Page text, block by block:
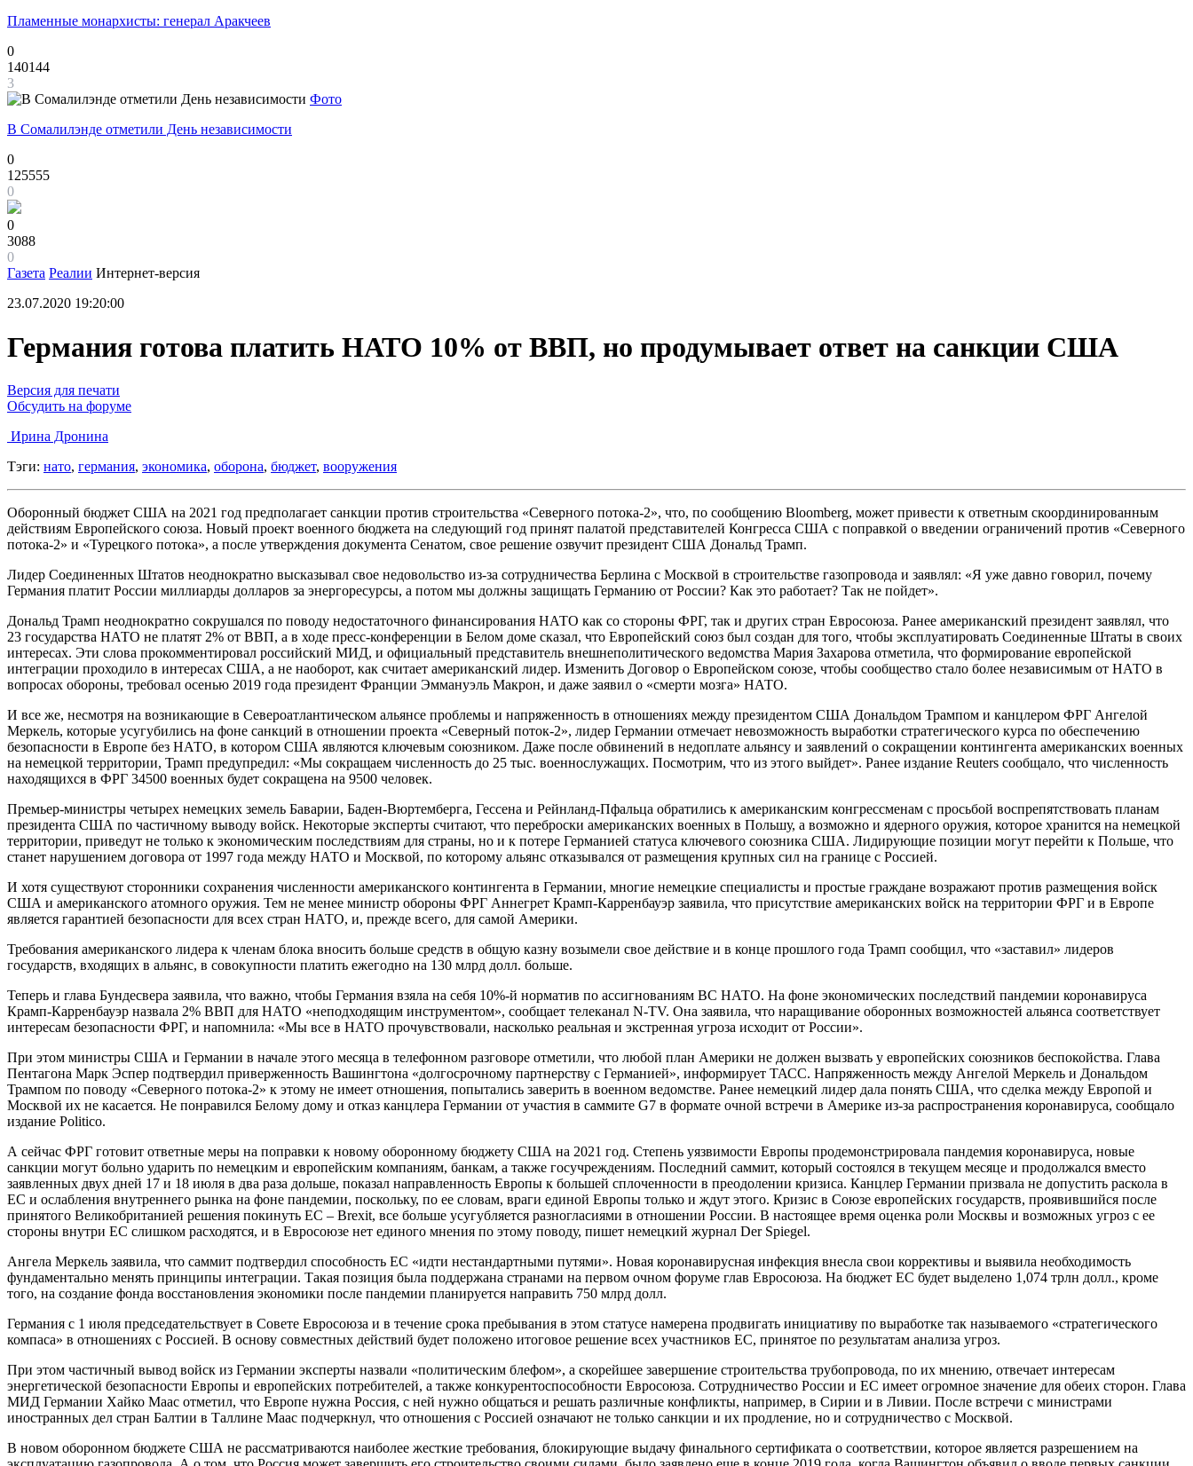
Пламенные монархисты: генерал Аракчеев
0
140144
3
Фото
В Сомалилэнде отметили День независимости
0
125555
0
0
3088
0
Газета Реалии Интернет-версия
23.07.2020 19:20:00
Германия готова платить НАТО 10% от ВВП, но продумывает ответ на санкции США
Версия для печати
Обсудить на форуме
Ирина Дронина
Тэги: нато, германия, экономика, оборона, бюджет, вооружения
Оборонный бюджет США на 2021 год предполагает санкции против строительства «Северного потока-2», что, по сообщению Bloomberg, может привести к ответным скоординированным
действиям Европейского союза. Новый проект военного бюджета на следующий год принят палатой представителей Конгресса США с поправкой о введении ограничений против «Северного
потока-2» и «Турецкого потока», а после утверждения документа Сенатом, свое решение озвучит президент США Дональд Трамп.
Лидер Соединенных Штатов неоднократно высказывал свое недовольство из-за сотрудничества Берлина с Москвой в строительстве газопровода и заявлял: «Я уже давно говорил, почему
Германия платит России миллиарды долларов за энергоресурсы, а потом мы должны защищать Германию от России? Как это работает? Так не пойдет».
Дональд Трамп неоднократно сокрушался по поводу недостаточного финансирования НАТО как со стороны ФРГ, так и других стран Евросоюза. Ранее американский президент заявлял, что
23 государства НАТО не платят 2% от ВВП, а в ходе пресс-конференции в Белом доме сказал, что Европейский союз был создан для того, чтобы эксплуатировать Соединенные Штаты в своих
интересах. Эти слова прокомментировал российский МИД, и официальный представитель внешнеполитического ведомства Мария Захарова отметила, что формирование европейской
интеграции проходило в интересах США, а не наоборот, как считает американский лидер. Изменить Договор о Европейском союзе, чтобы сообщество стало более независимым от НАТО в
вопросах обороны, требовал осенью 2019 года президент Франции Эммануэль Макрон, и даже заявил о «смерти мозга» НАТО.
И все же, несмотря на возникающие в Североатлантическом альянсе проблемы и напряженность в отношениях между президентом США Дональдом Трампом и канцлером ФРГ Ангелой
Меркель, которые усугубились на фоне санкций в отношении проекта «Северный поток-2», лидер Германии отмечает невозможность выработки стратегического курса по обеспечению
безопасности в Европе без НАТО, в котором США являются ключевым союзником. Даже после обвинений в недоплате альянсу и заявлений о сокращении контингента американских военных
на немецкой территории, Трамп предупредил: «Мы сокращаем численность до 25 тыс. военнослужащих. Посмотрим, что из этого выйдет». Ранее издание Reuters сообщало, что численность
находящихся в ФРГ 34500 военных будет сокращена на 9500 человек.
Премьер-министры четырех немецких земель Баварии, Баден-Вюртемберга, Гессена и Рейнланд-Пфальца обратились к американским конгрессменам с просьбой воспрепятствовать планам
президента США по частичному выводу войск. Некоторые эксперты считают, что переброски американских военных в Польшу, а возможно и ядерного оружия, которое хранится на немецкой
территории, приведут не только к экономическим последствиям для страны, но и к потере Германией статуса ключевого союзника США. Лидирующие позиции могут перейти к Польше, что
станет нарушением договора от 1997 года между НАТО и Москвой, по которому альянс отказывался от размещения крупных сил на границе с Россией.
И хотя существуют сторонники сохранения численности американского контингента в Германии, многие немецкие специалисты и простые граждане возражают против размещения войск
США и американского атомного оружия. Тем не менее министр обороны ФРГ Аннегрет Крамп-Карренбауэр заявила, что присутствие американских войск на территории ФРГ и в Европе
является гарантией безопасности для всех стран НАТО, и, прежде всего, для самой Америки.
Требования американского лидера к членам блока вносить больше средств в общую казну возымели свое действие и в конце прошлого года Трамп сообщил, что «заставил» лидеров
государств, входящих в альянс, в совокупности платить ежегодно на 130 млрд долл. больше.
Теперь и глава Бундесвера заявила, что важно, чтобы Германия взяла на себя 10%-й норматив по ассигнованиям ВС НАТО. На фоне экономических последствий пандемии коронавируса
Крамп-Карренбауэр назвала 2% ВВП для НАТО «неподходящим инструментом», сообщает телеканал N-TV. Она заявила, что наращивание оборонных возможностей альянса соответствует
интересам безопасности ФРГ, и напомнила: «Мы все в НАТО прочувствовали, насколько реальная и экстренная угроза исходит от России».
При этом министры США и Германии в начале этого месяца в телефонном разговоре отметили, что любой план Америки не должен вызвать у европейских союзников беспокойства. Глава
Пентагона Марк Эспер подтвердил приверженность Вашингтона «долгосрочному партнерству с Германией», информирует ТАСС. Напряженность между Ангелой Меркель и Дональдом
Трампом по поводу «Северного потока-2» к этому не имеет отношения, попытались заверить в военном ведомстве. Ранее немецкий лидер дала понять США, что сделка между Европой и
Москвой их не касается. Не понравился Белому дому и отказ канцлера Германии от участия в саммите G7 в формате очной встречи в Америке из-за распространения коронавируса, сообщало
издание Politico.
А сейчас ФРГ готовит ответные меры на поправки к новому оборонному бюджету США на 2021 год. Степень уязвимости Европы продемонстрировала пандемия коронавируса, новые
санкции могут больно ударить по немецким и европейским компаниям, банкам, а также госучреждениям. Последний саммит, который состоялся в текущем месяце и продолжался вместо
заявленных двух дней 17 и 18 июля в два раза дольше, показал направленность Европы к большей сплоченности в преодолении кризиса. Канцлер Германии призвала не допустить раскола в
ЕС и ослабления внутреннего рынка на фоне пандемии, поскольку, по ее словам, враги единой Европы только и ждут этого. Кризис в Союзе европейских государств, проявившийся после
принятого Великобританией решения покинуть ЕС – Brexit, все больше усугубляется разногласиями в отношении России. В настоящее время оценка роли Москвы и возможных угроз с ее
стороны внутри ЕС слишком расходятся, и в Евросоюзе нет единого мнения по этому поводу, пишет немецкий журнал Der Spiegel.
Ангела Меркель заявила, что саммит подтвердил способность ЕС «идти нестандартными путями». Новая коронавирусная инфекция внесла свои коррективы и выявила необходимость
фундаментально менять принципы интеграции. Такая позиция была поддержана странами на первом очном форуме глав Евросоюза. На бюджет ЕС будет выделено 1,074 трлн долл., кроме
того, на создание фонда восстановления экономики после пандемии планируется направить 750 млрд долл.
Германия с 1 июля председательствует в Совете Евросоюза и в течение срока пребывания в этом статусе намерена продвигать инициативу по выработке так называемого «стратегического
компаса» в отношениях с Россией. В основу совместных действий будет положено итоговое решение всех участников ЕС, принятое по результатам анализа угроз.
При этом частичный вывод войск из Германии эксперты назвали «политическим блефом», а скорейшее завершение строительства трубопровода, по их мнению, отвечает интересам
энергетической безопасности Европы и европейских потребителей, а также конкурентоспособности Евросоюза. Сотрудничество России и ЕС имеет огромное значение для обеих сторон. Глава
МИД Германии Хайко Маас отметил, что Европе нужна Россия, с ней нужно общаться и решать различные конфликты, например, в Сирии и в Ливии. После встречи с министрами
иностранных дел стран Балтии в Таллине Маас подчеркнул, что отношения с Россией означают не только санкции и их продление, но и сотрудничество с Москвой.
В новом оборонном бюджете США не рассматриваются наиболее жесткие требования, блокирующие выдачу финального сертификата о соответствии, которое является разрешением на